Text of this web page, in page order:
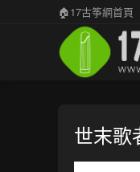
🏠17古筝網首頁
世末歌